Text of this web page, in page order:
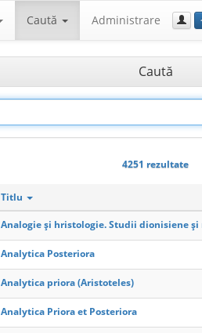
Caută Administrare
Caută
4251 rezultate
Titlu
Analogie şi hristologie. Studii dionisiene
Analytica Posteriora
Analytica priora (Aristoteles)
Analytica Priora et Posteriora